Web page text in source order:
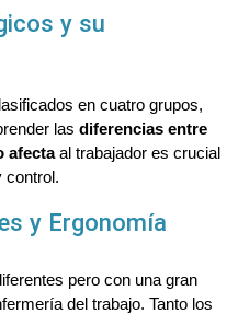
y su
en cuatro grupos,
las diferencias entre
afectaal trabajador es crucial
control.
y Ergonomía
pero con una gran
del trabajo. Tanto los